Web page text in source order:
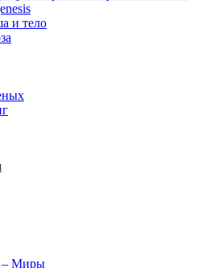
и тело